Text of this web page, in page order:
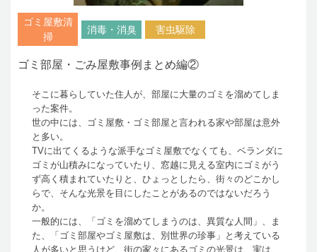
ゴミ屋敷清
掃
消毒・消臭 害虫駆除
ゴミ部屋・ごみ屋敷事例まとめ編②
そこに暮らしていた住人が、部屋に大量のゴミを溜めてしま
った案件。
世の中には、ゴミ屋敷・ゴミ部屋と言われる家や部屋は意外
と多い。
TVに出てくるような派手なゴミ屋敷でなくても、ベランダに
ゴミが山積みになっていたり、窓越に見える室内にゴミがう
ず高く積まれていたりと、ひょっとしたら、街々のどこかし
らで、そんな光景を目にしたことがあるのではないだろう
か。
一般的には、「ゴミを溜めてしまうのは、異質な人間」、ま
た、「ゴミ部屋やゴミ屋敷は、別世界の珍事」と考えている
人が多いと思うけど、街の家々にあるゴミの光景は、実は、